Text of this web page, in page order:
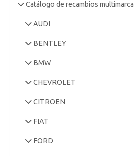
Catálogo de recambios multimarca
AUDI
BENTLEY
BMW
CHEVROLET
CITROEN
FIAT
FORD